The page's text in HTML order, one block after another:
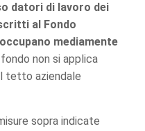
datori di lavoro dei
al Fondo
mediamente
non si applica
tetto aziendale
sopra indicate